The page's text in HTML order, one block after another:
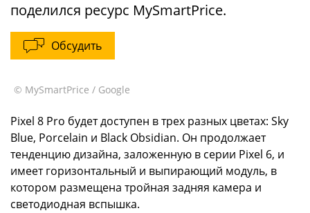
поделился ресурс MySmartPrice.
Обсудить
© MySmartPrice / Google
Pixel 8 Pro будет доступен в трех разных цветах: Sky
Blue, Porcelain и Black Obsidian. Он продолжает
тенденцию дизайна, заложенную в серии Pixel 6, и
имеет горизонтальный и выпирающий модуль, в
котором размещена тройная задняя камера и
светодиодная вспышка.